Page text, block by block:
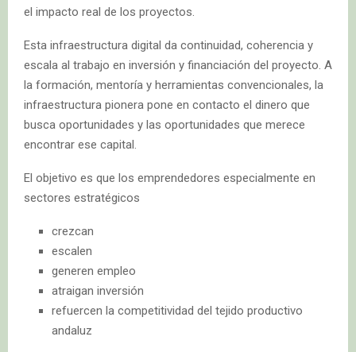
el impacto real de los proyectos.
Esta infraestructura digital da continuidad, coherencia y
escala al trabajo en inversión y financiación del proyecto. A
la formación, mentoría y herramientas convencionales, la
infraestructura pionera pone en contacto el dinero que
busca oportunidades y las oportunidades que merece
encontrar ese capital.
El objetivo es que los emprendedores especialmente en
sectores estratégicos
crezcan
escalen
generen empleo
atraigan inversión
refuercen la competitividad del tejido productivo
andaluz